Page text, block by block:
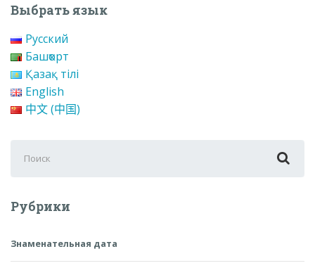
Выбрать язык
Русский
Башҡорт
Қазақ тілі
English
中文 (中国)
для:
Рубрики
Знаменательная дата